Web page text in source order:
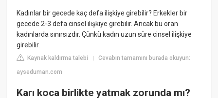
Kadınlar bir gecede kaç defa ilişkiye girebilir? Erkekler bir
gecede 2-3 defa cinsel ilişkiye girebilir. Ancak bu oran
kadınlarda sınırsızdır. Çünkü kadın uzun süre cinsel ilişkiye
girebilir.
Kaynak kaldırma talebi |Cevabın tamamını burada okuyun:
ayseduman.com
Karı koca birlikte yatmak zorunda mı?